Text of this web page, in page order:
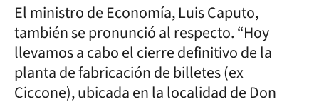
El ministro de Economía, Luis Caputo,
también se pronunció al respecto. “Hoy
llevamos a cabo el cierre definitivo de la
planta de fabricación de billetes (ex
Ciccone), ubicada en la localidad de Don